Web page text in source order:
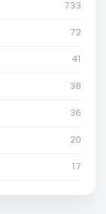
733
72
41
38
36
20
17